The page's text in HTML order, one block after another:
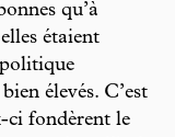
qu’à
étaient
élevés. C’est
ci fondèrent le